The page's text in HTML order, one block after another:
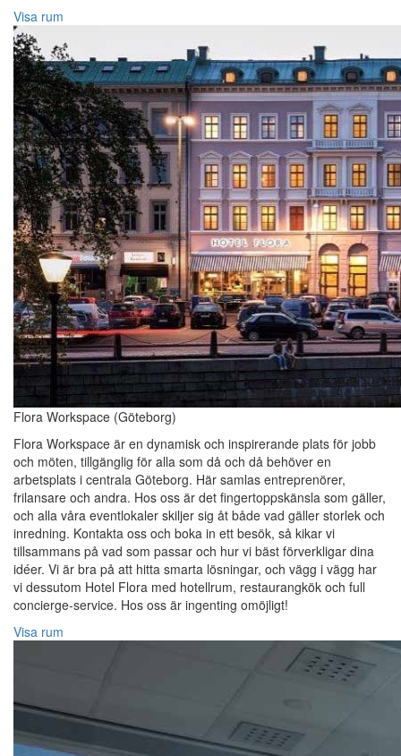
Visa rum
Flora Workspace (Göteborg)
Flora Workspace är en dynamisk och inspirerande plats för jobb
och möten, tillgänglig för alla som då och då behöver en
arbetsplats i centrala Göteborg. Här samlas entreprenörer,
frilansare och andra. Hos oss är det fingertoppskänsla som gäller,
och alla våra eventlokaler skiljer sig åt både vad gäller storlek och
inredning. Kontakta oss och boka in ett besök, så kikar vi
tillsammans på vad som passar och hur vi bäst förverkligar dina
idéer. Vi är bra på att hitta smarta lösningar, och vägg i vägg har
vi dessutom Hotel Flora med hotellrum, restaurangkök och full
concierge-service. Hos oss är ingenting omöjligt!
Visa rum